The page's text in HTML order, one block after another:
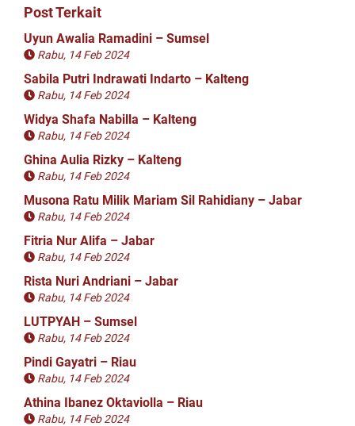
Post Terkait
Uyun Awalia Ramadini – Sumsel
Rabu, 14 Feb 2024
Sabila Putri Indrawati Indarto – Kalteng
Rabu, 14 Feb 2024
Widya Shafa Nabilla – Kalteng
Rabu, 14 Feb 2024
Ghina Aulia Rizky – Kalteng
Rabu, 14 Feb 2024
Musona Ratu Milik Mariam Sil Rahidiany – Jabar
Rabu, 14 Feb 2024
Fitria Nur Alifa – Jabar
Rabu, 14 Feb 2024
Rista Nuri Andriani – Jabar
Rabu, 14 Feb 2024
LUTPYAH – Sumsel
Rabu, 14 Feb 2024
Pindi Gayatri – Riau
Rabu, 14 Feb 2024
Athina Ibanez Oktaviolla – Riau
Rabu, 14 Feb 2024